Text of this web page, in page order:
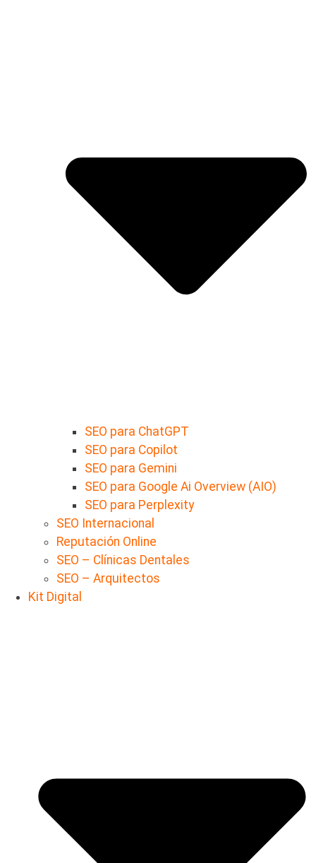
SEO para ChatGPT
SEO para Copilot
SEO para Gemini
SEO para Google Ai Overview (AIO)
SEO para Perplexity
SEO Internacional
Reputación Online
SEO – Clínicas Dentales
SEO – Arquitectos
Kit Digital